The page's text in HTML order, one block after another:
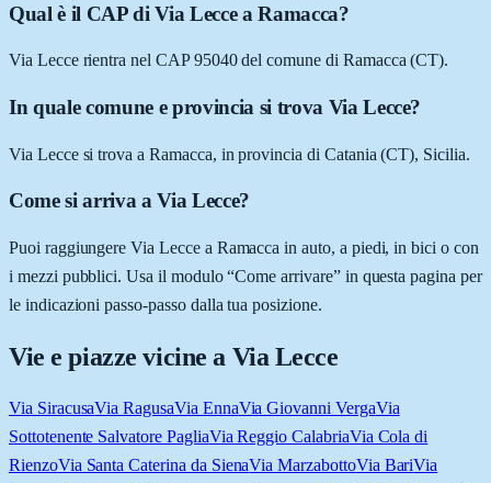
Qual è il CAP di Via Lecce a Ramacca?
Via Lecce rientra nel CAP 95040 del comune di Ramacca (CT).
In quale comune e provincia si trova Via Lecce?
Via Lecce si trova a Ramacca, in provincia di Catania (CT), Sicilia.
Come si arriva a Via Lecce?
Puoi raggiungere Via Lecce a Ramacca in auto, a piedi, in bici o con
i mezzi pubblici. Usa il modulo “Come arrivare” in questa pagina per
le indicazioni passo-passo dalla tua posizione.
Vie e piazze vicine a Via Lecce
Via SiracusaVia RagusaVia EnnaVia Giovanni VergaVia
Sottotenente Salvatore PagliaVia Reggio CalabriaVia Cola di
RienzoVia Santa Caterina da SienaVia MarzabottoVia BariVia